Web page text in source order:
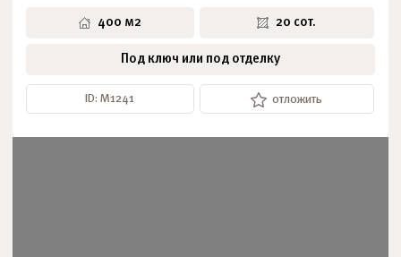
400 м2 20 сот.
Под ключ или под отделку
ID: М1241 отложить